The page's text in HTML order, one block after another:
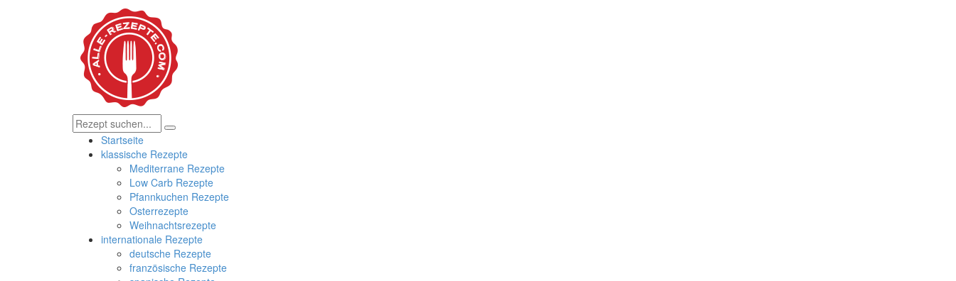
Startseite
klassische Rezepte
Mediterrane Rezepte
Low Carb Rezepte
Pfannkuchen Rezepte
Osterrezepte
Weihnachtsrezepte
internationale Rezepte
deutsche Rezepte
französische Rezepte